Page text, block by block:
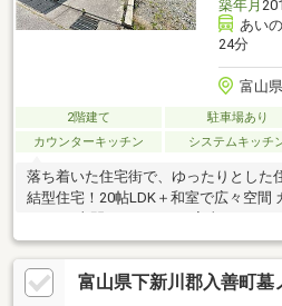
築年月
あい
24分
富山
2階建て 駐車場あり
カウンターキッチン
システムキッチ
落ち着いた住宅街で、ゆったりとした
結型住宅！20帖LDK＋和室で広々空間
富山県下新川郡入善町墓